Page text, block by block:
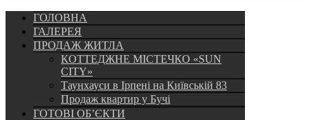
ГОЛОВНА
ГАЛЕРЕЯ
ПРОДАЖ ЖИТЛА
КОТТЕДЖНЕ МІСТЕЧКО «SUN
CITY»
Таунхауси в Ірпені на Київській 83
Продаж квартир у Бучі
ГОТОВІ ОБ’ЄКТИ